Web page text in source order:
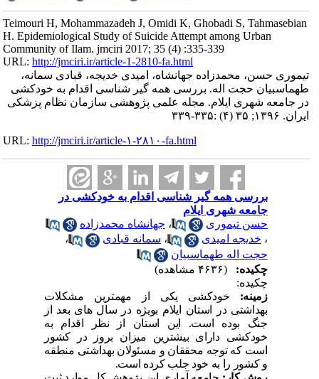
Teimouri H, Mohammazadeh J, Omidi K, Ghobadi S, Tahmasebian
H. Epidemiological Study of Suicide Attempt among Urban
Community of Ilam. jmciri 2017; 35 (4) :335-339
URL:http://jmciri.ir/article-1-2810-fa.html
تیموری حسن، محمدزاده جهانشاه، امیدی خدیجه، قبادی سمانه،
طهماسبیان حجت اله. بررسی همه گیر شناسی اقدام به خودکشی
در جامعه شهری ایلام. مجله علمی پژوهشی سازمان نظام پزشکی
ایران. ۱۳۹۶; ۳۵ (۴) :۳۳۵-۳۳۹
URL:http://jmciri.ir/article-۱-۲۸۱۰-fa.html
بررسی همه گیر شناسی اقدام به خودکشی در
جامعه شهری ایلام
حسن تیموری
،جهانشاه محمدزاده
خدیجه امیدی ،سمانه قبادی
،
حجت اله طهماسبیان
چکیده:
چکیده:
زمینه:خودکشی یکی از مهمترین مشکلات
بهداشتی در استان ایلام بویژه در سال های بعد از
جنگ بوده است. این استان از نظر اقدام به
خودکشی دارای بیشترین میزان بروز در کشور
است که توجه محققان و مسئولان بهداشتی منطقه
و کشور را به خود جلب کرده است.